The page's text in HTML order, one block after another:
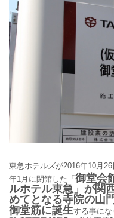
東急ホテルズが2016年10月
年1月に閉館した 「 御堂会
ルホテル東急」が関
めてとなる寺院の山
御堂筋に誕生する事に